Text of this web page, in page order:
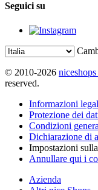
Seguici su
© 2010-2026
reserved.
Informazioni
Protezione dei
Condizioni
Dichiarazione di
Impostazioni
Annullare qui i
Azienda